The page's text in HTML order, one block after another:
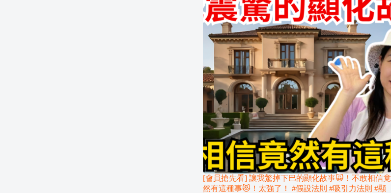
[會員搶先看] 讓我驚掉下巴的顯化故事🙀！不敢相信竟
然有這種事😻！太強了！ #假設法則 #吸引力法則 #顯